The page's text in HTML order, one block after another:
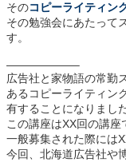
そのコピーライティン
その勉強会にあたって
す。
——————–
広告社と家物語の常勤
あるコピーライティン
有することになりました
この講座はXX回の講座
一般募集された際には
今回、北海道広告社や